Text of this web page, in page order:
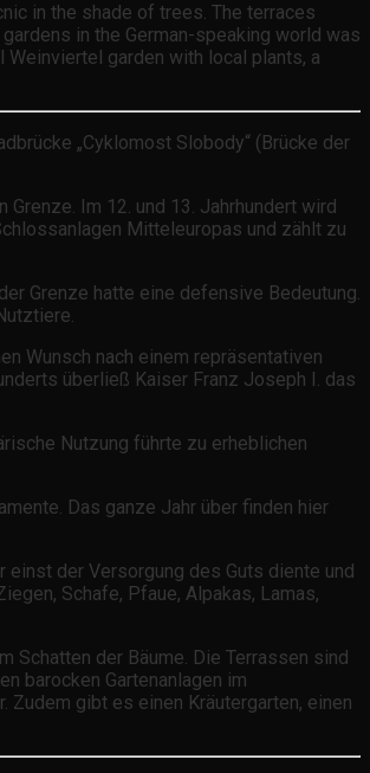
in the shade of trees. The terraces
in the German-speaking world was
garden with local plants, a
„Cyklomost Slobody“ (Brücke der
Im 12. und 13. Jahrhundert wird
Mitteleuropas und zählt zu
Grenze hatte eine defensive Bedeutung.
Wunsch nach einem repräsentativen
überließ Kaiser Franz Joseph I. das
Nutzung führte zu erheblichen
Das ganze Jahr über finden hier
der Versorgung des Guts diente und
Schafe, Pfaue, Alpakas, Lamas,
Schatten der Bäume. Die Terrassen sind
barocken Gartenanlagen im
gibt es einen Kräutergarten, einen